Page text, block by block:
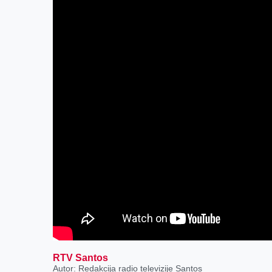
RTV Santos
Autor: Redakcija radio televizije Santos